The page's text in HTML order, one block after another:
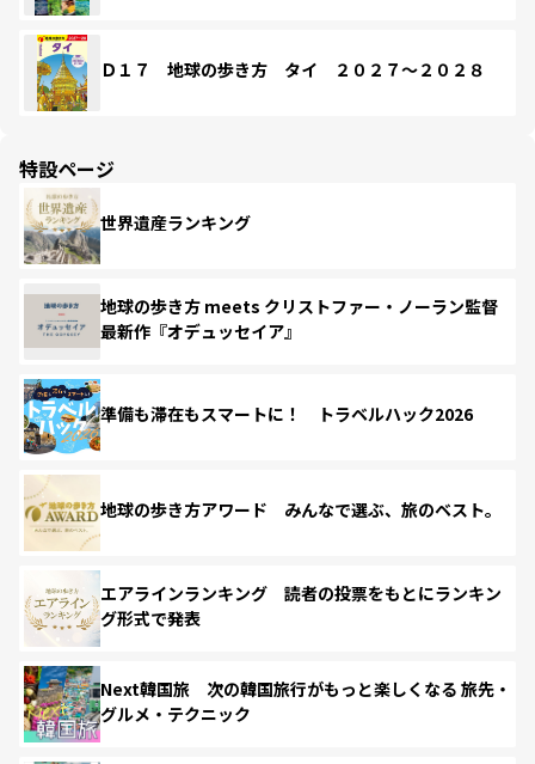
Ｄ１７ 地球の歩き方 タイ ２０２７～２０２８
特設ページ
世界遺産ランキング
地球の歩き方 meets クリストファー・ノーラン監督
最新作『オデュッセイア』
準備も滞在もスマートに！ トラベルハック2026
地球の歩き方アワード みんなで選ぶ、旅のベスト。
エアラインランキング 読者の投票をもとにランキン
グ形式で発表
Next韓国旅 次の韓国旅行がもっと楽しくなる 旅先・
グルメ・テクニック